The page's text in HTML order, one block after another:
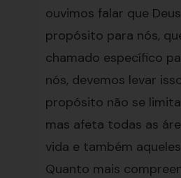
ouvimos falar que
propósito para nós,
chamado específico
nós, devemos levar
propósito não se
mas afeta todas as
vida e também
Quanto mais